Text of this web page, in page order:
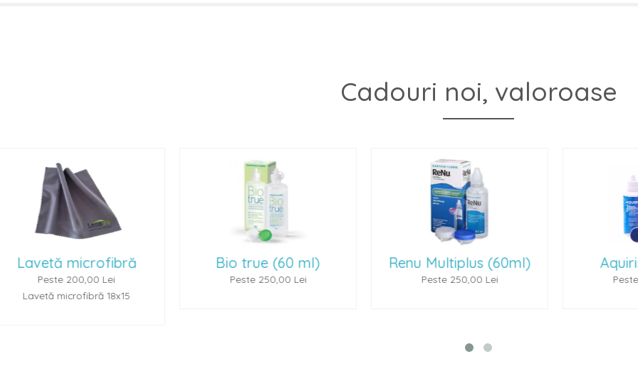
Cadouri noi, valoroase
Bio true (60 ml)
Peste 250,00 Lei
Renu Multiplus (60ml)
Peste 250,00 Lei
Aquiris (100 ml)
Peste 300,00 Lei